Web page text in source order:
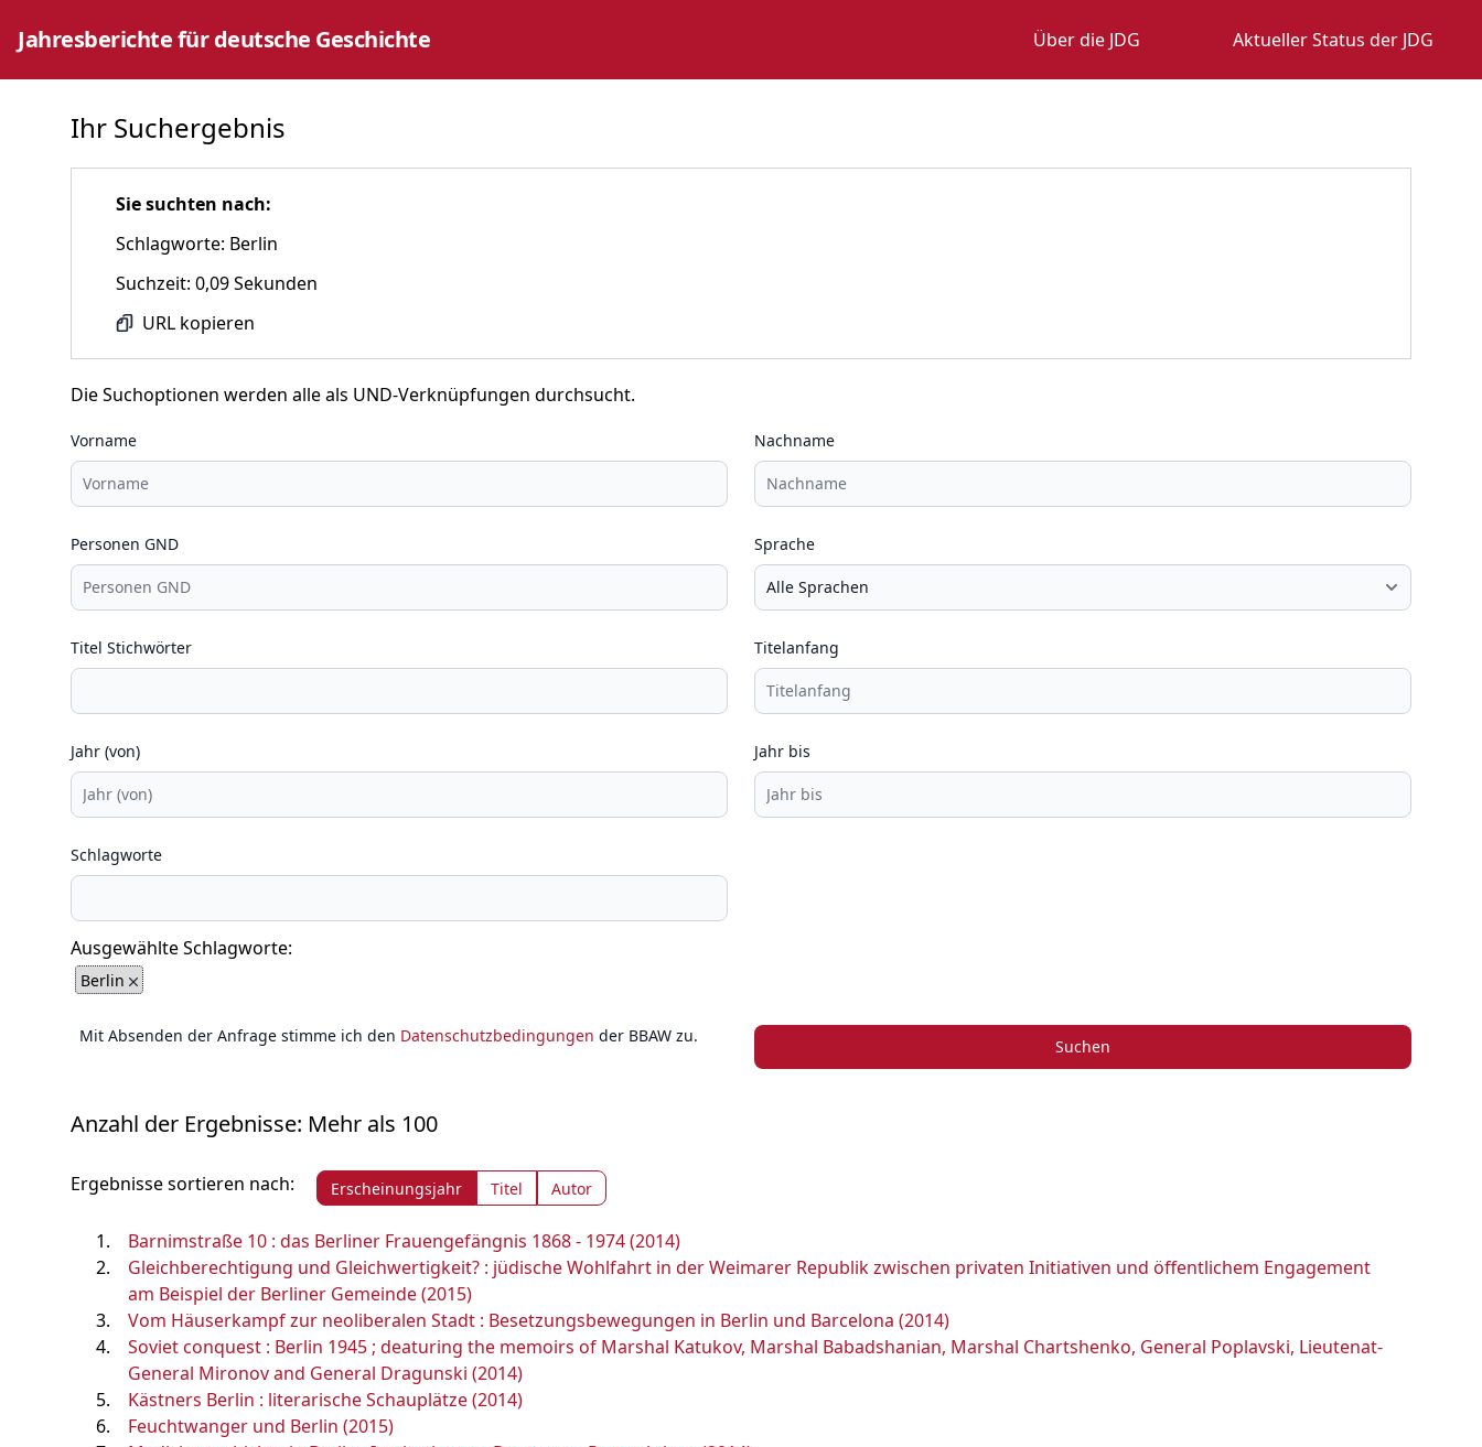
Jahresberichte für deutsche Geschichte Über die JDG Aktueller Status der JDG
Ihr Suchergebnis
Sie suchten nach:
Schlagworte: Berlin
Suchzeit: 0,09 Sekunden
URL kopieren
Die Suchoptionen werden alle als UND-Verknüpfungen durchsucht.
Vorname Nachname
Personen GND Sprache
Titel Stichwörter Titelanfang
Jahr (von) Jahr bis
Schlagworte
Ausgewählte Schlagworte:
Berlin
Mit Absenden der Anfrage stimme ich den Datenschutzbedingungen der BBAW zu.
Suchen
Anzahl der Ergebnisse: Mehr als 100
Ergebnisse sortieren nach: Erscheinungsjahr Titel Autor
Barnimstraße 10 : das Berliner Frauengefängnis 1868 - 1974 (2014)
Gleichberechtigung und Gleichwertigkeit? : jüdische Wohlfahrt in der Weimarer Republik zwischen privaten Initiativen und öffentlichem Engagement
am Beispiel der Berliner Gemeinde (2015)
Vom Häuserkampf zur neoliberalen Stadt : Besetzungsbewegungen in Berlin und Barcelona (2014)
Soviet conquest : Berlin 1945 ; deaturing the memoirs of Marshal Katukov, Marshal Babadshanian, Marshal Chartshenko, General Poplavski, Lieutenat-
General Mironov and General Dragunski (2014)
Kästners Berlin : literarische Schauplätze (2014)
Feuchtwanger und Berlin (2015)